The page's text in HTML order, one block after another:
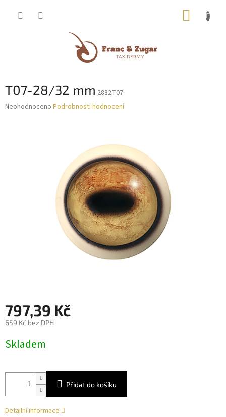
T07-28/32 mm 2832T07
Průměrné
Neohodnoceno Podrobnosti hodnocení
797,39 Kč
659 Kč bez DPH
cena:
Skladem
Přidat do košíku
Detailní informace